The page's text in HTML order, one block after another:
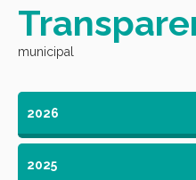
municipal
2026
2025